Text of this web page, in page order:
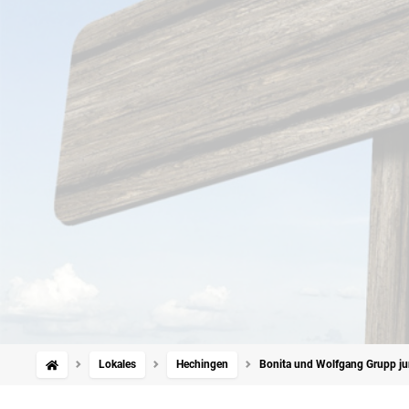
Lokales Hechingen Bonita und Wolfgang Grupp